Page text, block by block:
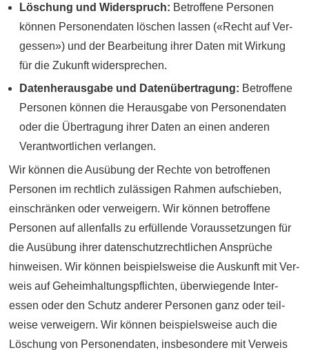
Löschung und Widerspruch: Betroffene Personen
können Personen­daten löschen lassen («Recht auf Ver­
gessen») und der Bear­beitung ihrer Daten mit Wirkung
für die Zukunft wider­sprechen.
Datenherausgabe und Datenübertragung: Betroffene
Personen können die Heraus­gabe von Personen­daten
oder die Übe­rtragung ihrer Daten an einen anderen
Verant­wortlichen verlangen.
Wir können die Ausübung der Rechte von betroffenen
Personen im recht­lich zu­lässigen Rahmen auf­schieben,
ein­schränken oder ver­weigern. Wir können betroffene
Personen auf allen­falls zu erfüllende Voraus­setzungen für
die Ausübung ihrer daten­schutz­rechtlichen Ansprüche
hinweisen. Wir können beispiels­weise die Aus­kunft mit Ver­
weis auf Geheim­haltungs­pflichten, überwiegende Inter­
essen oder den Schutz anderer Personen ganz oder teil­
weise verweigern. Wir können beispielsweise auch die
Löschung von Personen­daten, ins­besondere mit Verweis